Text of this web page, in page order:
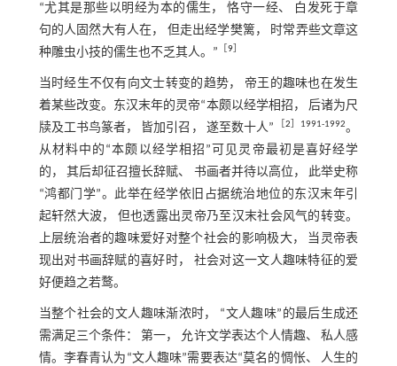
“尤其是那些以明经为本的儒生， 恪守一经、 白发死于章
句的人固然大有人在， 但走出经学樊篱， 时常弄些文章这
种雕虫小技的儒生也不乏其人。”
9］
当时经生不仅有向文士转变的趋势， 帝王的趣味也在发生
着某些改变。东汉末年的灵帝“本颇以经学相招， 后诸为尺
牍及工书鸟篆者， 皆加引召， 遂至数十人” ［2 ］1991-1992。
从材料中的“本颇以经学相招”可见灵帝最初是喜好经学
的， 其后却征召擅长辞赋、 书画者并待以高位， 此举史称
“鸿都门学”。此举在经学依旧占据统治地位的东汉末年引
起轩然大波， 但也透露出灵帝乃至汉末社会风气的转变。
上层统治者的趣味爱好对整个社会的影响极大， 当灵帝表
现出对书画辞赋的喜好时， 社会对这一文人趣味特征的爱
好便趋之若鹜。
当整个社会的文人趣味渐浓时， “文人趣味”的最后生成还
需满足三个条件： 第一， 允许文学表达个人情趣、 私人感
情。李春青认为“文人趣味”需要表达“莫名的惆怅、 人生的